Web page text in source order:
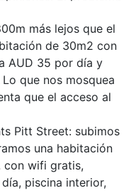
más lejos que el
de 30m2 con
AUD 35 por día y
que nos mosquea
que el acceso al
Pitt Street: subimos
una habitación
con wifi gratis,
piscina interior,